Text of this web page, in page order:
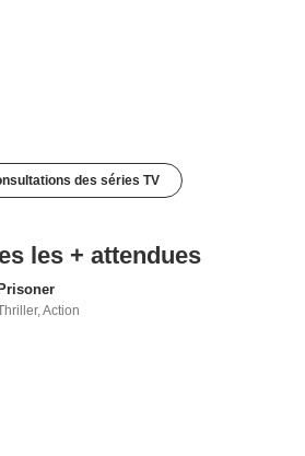
des séries TV
les + attendues
,Action